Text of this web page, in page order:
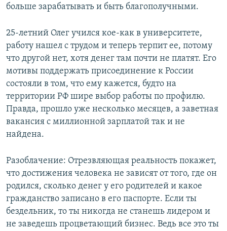
больше зарабатывать и быть благополучными.
25-летний Олег учился кое-как в университете,
работу нашел с трудом и теперь терпит ее, потому
что другой нет, хотя денег там почти не платят. Его
мотивы поддержать присоединение к России
состояли в том, что ему кажется, будто на
территории РФ шире выбор работы по профилю.
Правда, прошло уже несколько месяцев, а заветная
вакансия с миллионной зарплатой так и не
найдена.
Разоблачение: Отрезвляющая реальность покажет,
что достижения человека не зависят от того, где он
родился, сколько денег у его родителей и какое
гражданство записано в его паспорте. Если ты
бездельник, то ты никогда не станешь лидером и
не заведешь процветающий бизнес. Ведь все это ты